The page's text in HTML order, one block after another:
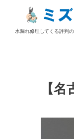
水漏れ修理してくる評判
【